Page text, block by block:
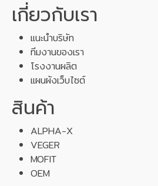
เกี่ยวกับเรา
แนะนำบริษัท
ทีมงานของเรา
โรงงานผลิต
แผนผังเว็บไซต์
สินค้า
ALPHA-X
VEGER
MOFIT
OEM